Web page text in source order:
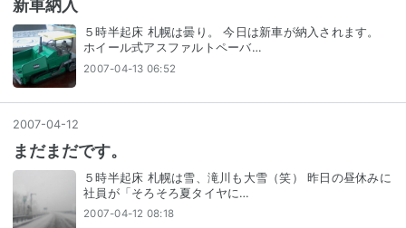
新車納入
５時半起床 札幌は曇り。 今日は新車が納入されます。
ホイール式アスファルトペーバ…
2007-04-13 06:52
2007-04-12
まだまだです。
５時半起床 札幌は雪、滝川も大雪（笑） 昨日の昼休みに
社員が「そろそろ夏タイヤに…
2007-04-12 08:18